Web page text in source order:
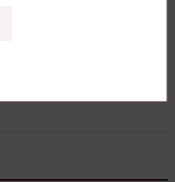
線・CT検査時のセンサー取り